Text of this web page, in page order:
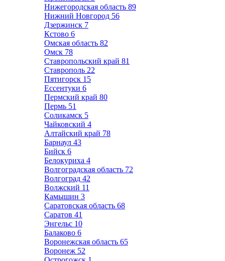
Нижегородская область 89
Нижний Новгород 56
Дзержинск 7
Кстово 6
Омская область 82
Омск 78
Ставропольский край 81
Ставрополь 22
Пятигорск 15
Ессентуки 6
Пермский край 80
Пермь 51
Соликамск 5
Чайковский 4
Алтайский край 78
Барнаул 43
Бийск 6
Белокуриха 4
Волгоградская область 72
Волгоград 42
Волжский 11
Камышин 3
Саратовская область 68
Саратов 41
Энгельс 10
Балаково 6
Воронежская область 65
Воронеж 52